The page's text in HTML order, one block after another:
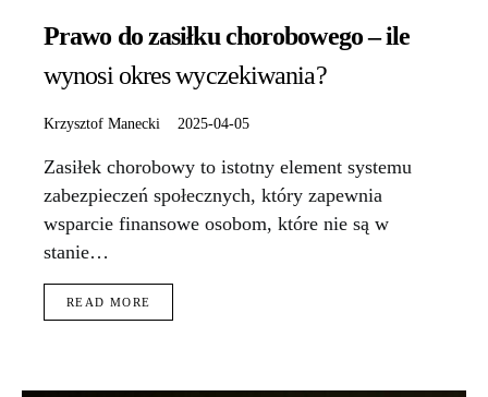
Prawo do zasiłku chorobowego – ile
wynosi okres wyczekiwania?
Krzysztof Manecki 2025-04-05
Zasiłek chorobowy to istotny element systemu
zabezpieczeń społecznych, który zapewnia
wsparcie finansowe osobom, które nie są w
stanie…
READ MORE